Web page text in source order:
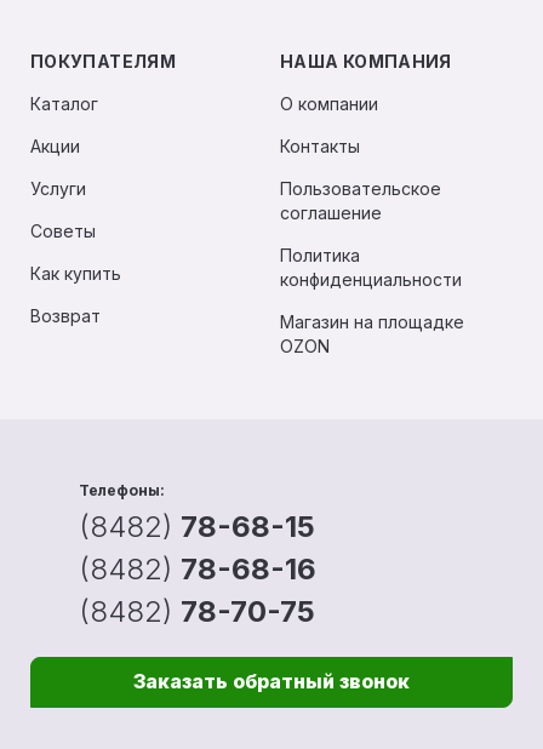
ПОКУПАТЕЛЯМ
Каталог
Акции
Услуги
Советы
Как купить
Возврат
НАША КОМПАНИЯ
О компании
Контакты
Пользовательское
соглашение
Политика
конфиденциальности
Магазин на площадке
OZON
Телефоны:
(8482) 78-68-15
(8482) 78-68-16
(8482) 78-70-75
Заказать обратный звонок